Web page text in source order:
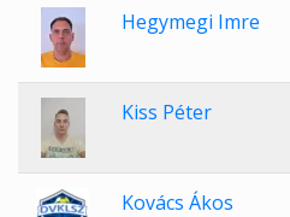
Hegymegi Imre
Kiss Péter
Kovács Ákos